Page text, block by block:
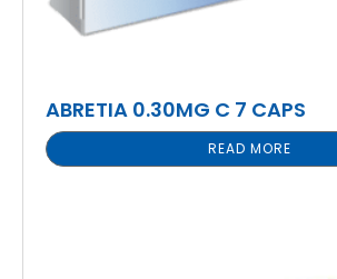
ABRETIA 0.30MG C 7 CAPS
READ MORE